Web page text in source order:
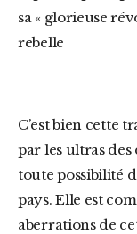
sa « glorieuse
rebelle
C’est bien cette tragique absurdité, souvent portée
par les ultras
toute possibilité
pays. Elle est
aberrations de